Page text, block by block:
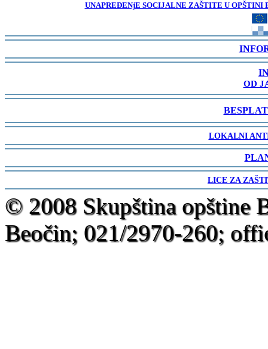
UNAPREĐENjE SOCIJALNE ZAŠTITE U OPŠTINI
-
-
OD
-
-
LOKALNI
-
-
LICE ZA
© 2008 Skupština opštine
Beočin; 021/2970-260;